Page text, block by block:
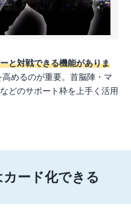
と対戦できる機能がありま
めるのが重要。首脳陣・マ
どのサポート枠を上手く活用
ード化できる